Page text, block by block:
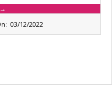
03/12/2022